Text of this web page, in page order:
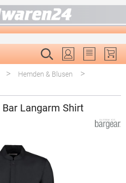
Du hast 0
> Hemden & Blusen >
Langarm Shirt